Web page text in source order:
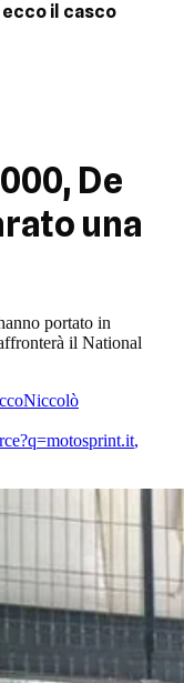
il casco
De
una
portato in
il National
Niccolò
,